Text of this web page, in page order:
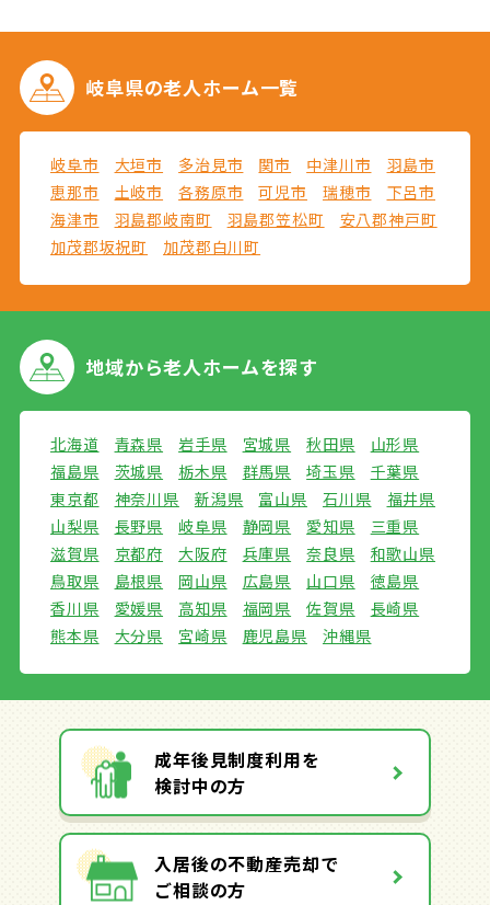
岐阜県の老人ホーム一覧
岐阜市 大垣市 多治見市 関市 中津川市
羽島市
恵那市
土岐市 各務原市 可児市 瑞穂市
下呂市
海津市
羽島郡岐南町 羽島郡笠松町
安八郡神戸町
加茂郡坂祝町
加茂郡白川町
地域から老人ホームを探す
北海道 青森県 岩手県 宮城県 秋田県
山形県
福島県
茨城県 栃木県 群馬県 埼玉県
千葉県
東京都
神奈川県 新潟県 富山県 石川県
福井県
山梨県
長野県 岐阜県 静岡県 愛知県
三重県
滋賀県
京都府 大阪府 兵庫県 奈良県
和歌山県
鳥取県
島根県 岡山県 広島県 山口県
徳島県
香川県
愛媛県 高知県 福岡県 佐賀県
長崎県
熊本県
大分県 宮崎県 鹿児島県 沖縄県
成年後見制度利用を
検討中の方
入居後の不動産売却で
ご相談の方